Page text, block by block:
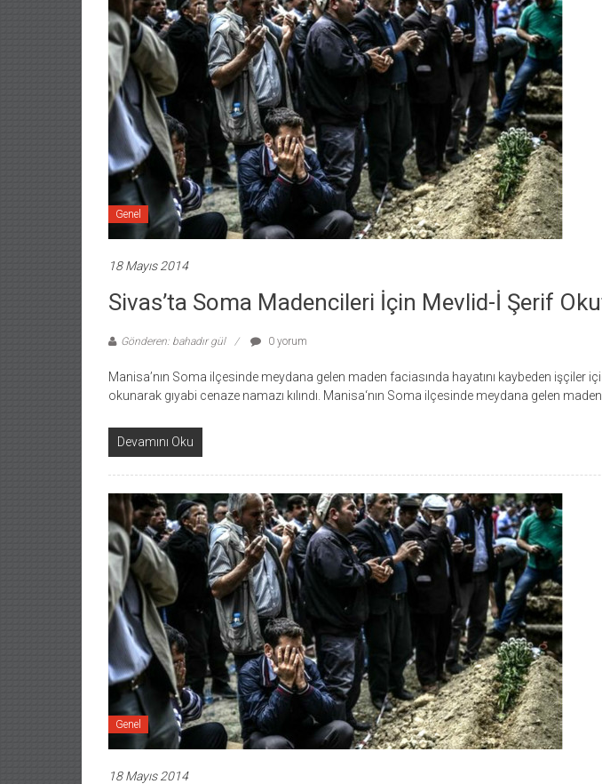
Genel
18 Mayıs 2014
Sivas’ta Soma Madencileri İçin Mevlid-İ Şerif
Gönderen: bahadır gül 0 yorum
Manisa’nın Soma ilçesinde meydana gelen maden faciasında hayatını kaybeden işçiler
okunarak gıyabi cenaze namazı kılındı. Manisa‘nın Soma ilçesinde meydana gelen
Devamını Oku
Genel
18 Mayıs 2014